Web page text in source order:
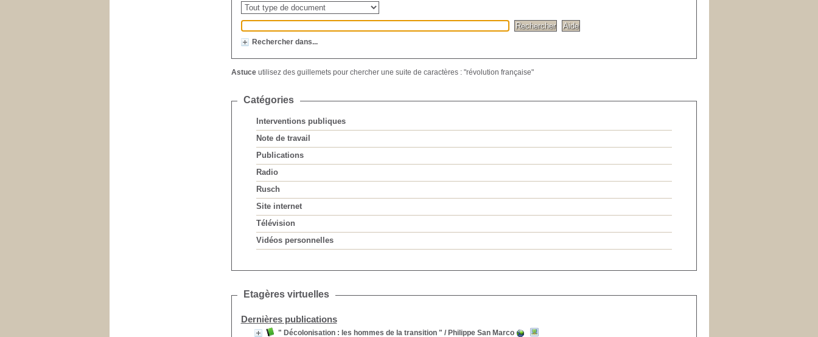
Rechercher dans...
Astuceutilisez des guillemets pour chercher une suite de caractères : "révolution française"
Catégories
Interventions publiques
Note de travail
Publications
Radio
Rusch
Site internet
Télévision
Vidéos personnelles
Etagères virtuelles
Dernières publications
" Décolonisation : les hommes de la transition " / Philippe San Marco